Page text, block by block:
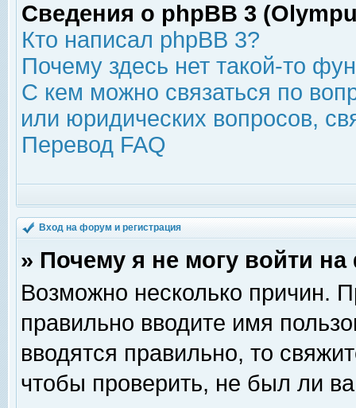
Сведения о phpBB 3
Кто написал phpBB 3?
Почему здесь нет такой-то
С кем можно связаться по
или юридических вопросов,
Перевод FAQ
Вход на форум и регистрация
» Почему я не могу войти
Возможно несколько причин.
правильно вводите имя
вводятся правильно, то
чтобы проверить, не был ли